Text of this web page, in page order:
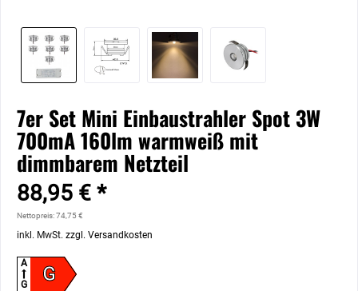
7er Set Mini Einbaustrahler Spot 3W
700mA 160lm warmweiß mit
dimmbarem Netzteil
88,95 € *
Nettopreis: 74,75 €
inkl. MwSt. zzgl. Versandkosten
G
A
G